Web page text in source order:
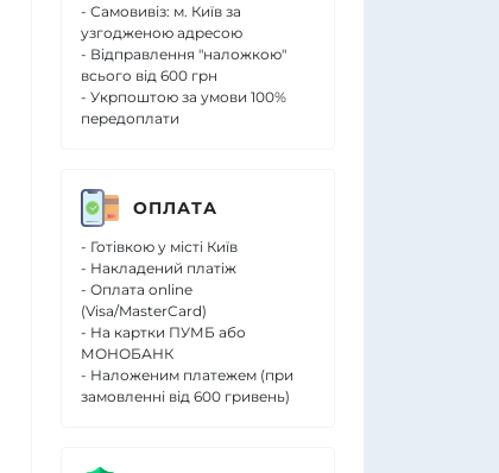
- Самовивіз: м. Київ за
узгодженою адресою
- Відправлення "наложкою"
всього від 600 грн
- Укрпоштою за умови 100%
передоплати
ОПЛАТА
- Готівкою у місті Київ
- Накладений платіж
- Оплата online
(Visa/MasterCard)
- На картки ПУМБ або
МОНОБАНК
- Наложеним платежем (при
замовленні від 600 гривень)